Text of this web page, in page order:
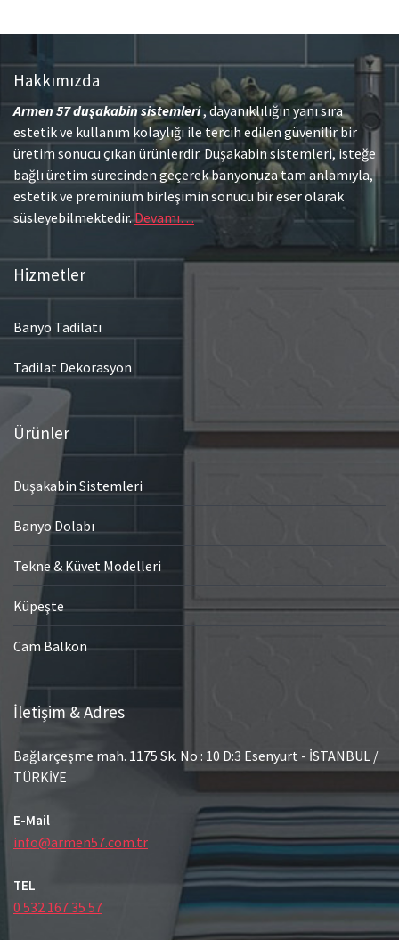
Hakkımızda
Armen 57duşakabin sistemleri, dayanıklılığın yanı sıra
estetik ve kullanım kolaylığı ile tercih edilen güvenilir bir
üretim sonucu çıkan ürünlerdir. Duşakabin sistemleri, isteğe
bağlı üretim sürecinden geçerek banyonuza tam anlamıyla,
estetik ve preminium birleşimin sonucu bir eser olarak
süsleyebilmektedir.Devamı…
Hizmetler
Banyo Tadilatı
Tadilat Dekorasyon
Ürünler
Duşakabin Sistemleri
Banyo Dolabı
Tekne & Küvet Modelleri
Küpeşte
Cam Balkon
İletişim & Adres
Bağlarçeşme mah. 1175 Sk. No : 10 D:3 Esenyurt - İSTANBUL /
TÜRKİYE
E-Mail
info@armen57.com.tr
TEL
0 532 167 35 57